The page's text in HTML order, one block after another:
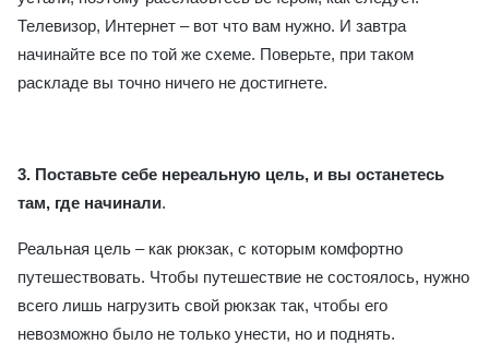
Телевизор, Интернет – вот что вам нужно. И завтра
начинайте все по той же схеме. Поверьте, при таком
раскладе вы точно ничего не достигнете.
3. Поставьте себе нереальную цель, и вы останетесь
там, где начинали.
Реальная цель – как рюкзак, с которым комфортно
путешествовать. Чтобы путешествие не состоялось, нужно
всего лишь нагрузить свой рюкзак так, чтобы его
невозможно было не только унести, но и поднять.